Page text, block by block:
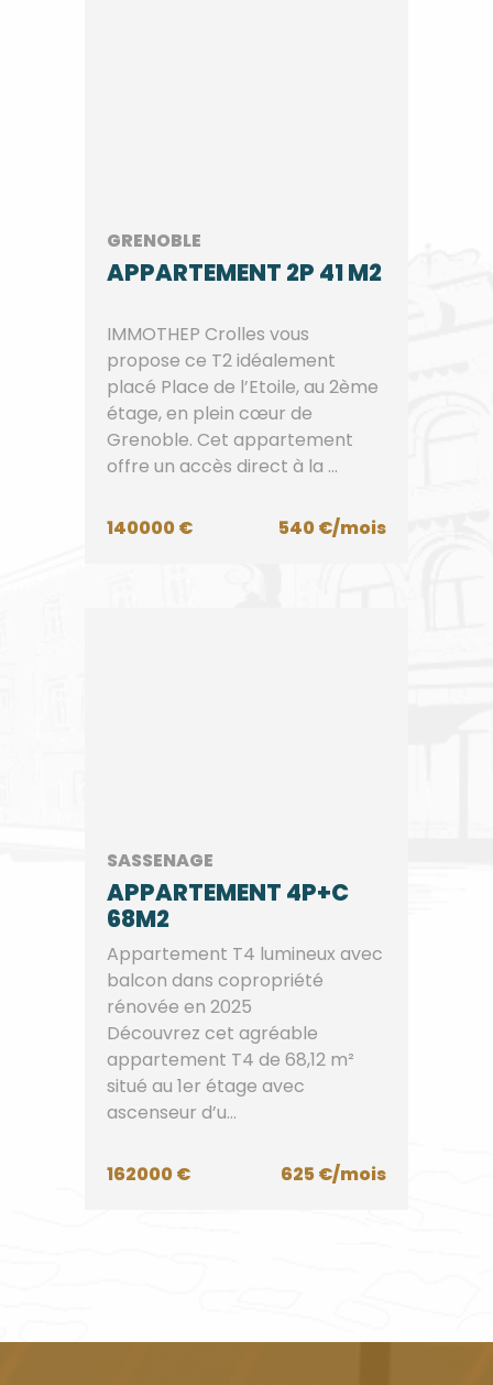
GRENOBLE
APPARTEMENT 2P 41 M2
IMMOTHEP Crolles vous
propose ce T2 idéalement
placé Place de l’Etoile, au 2ème
étage, en plein cœur de
Grenoble. Cet appartement
offre un accès direct à la ...
140000 € 540 €/mois
SASSENAGE
APPARTEMENT 4P+C
68M2
Appartement T4 lumineux avec
balcon dans copropriété
rénovée en 2025
Découvrez cet agréable
appartement T4 de 68,12 m²
situé au 1er étage avec
ascenseur d’u...
162000 € 625 €/mois